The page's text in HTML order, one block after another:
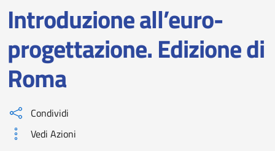
Introduzione all’euro-
progettazione. Edizione di
Roma
Condividi
Vedi Azioni